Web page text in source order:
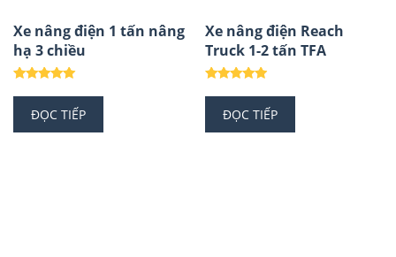
Xe nâng điện 1 tấn nâng
hạ 3 chiều
5.00
5 sao
ĐỌC TIẾP
Xe nâng điện Reach
Truck 1-2 tấn TFA
4.67
5 sao
ĐỌC TIẾP